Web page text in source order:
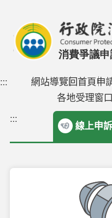
跳到主要內容區塊
::: 網站導覽回首頁 申
各地受理窗口
:::
線上申訴